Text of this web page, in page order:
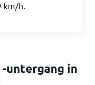
km/h
untergang in